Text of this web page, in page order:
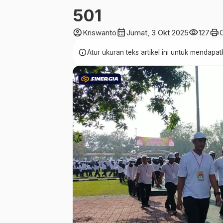
501
account_circleKriswantocalendar_monthJumat, 3 Okt 2025visibility127print
infoAtur ukuran teks artikel ini untuk